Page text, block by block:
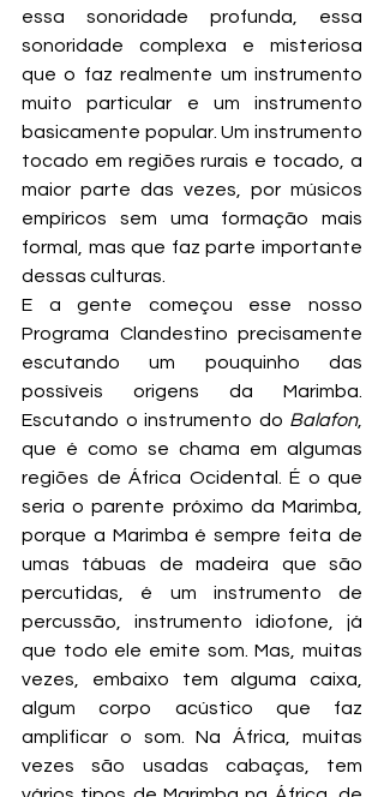
essa sonoridade profunda, essa
sonoridade complexa e misteriosa
que o faz realmente um instrumento
muito particular e um instrumento
basicamente popular. Um instrumento
tocado em regiões rurais e tocado, a
maior parte das vezes, por músicos
empíricos sem uma formação mais
formal, mas que faz parte importante
dessas culturas.
E a gente começou esse nosso
Programa Clandestino precisamente
escutando um pouquinho das
possíveis origens da Marimba.
Escutando o instrumento do Balafon,
que é como se chama em algumas
regiões de África Ocidental. É o que
seria o parente próximo da Marimba,
porque a Marimba é sempre feita de
umas tábuas de madeira que são
percutidas, é um instrumento de
percussão, instrumento idiofone, já
que todo ele emite som. Mas, muitas
vezes, embaixo tem alguma caixa,
algum corpo acústico que faz
amplificar o som. Na África, muitas
vezes são usadas cabaças, tem